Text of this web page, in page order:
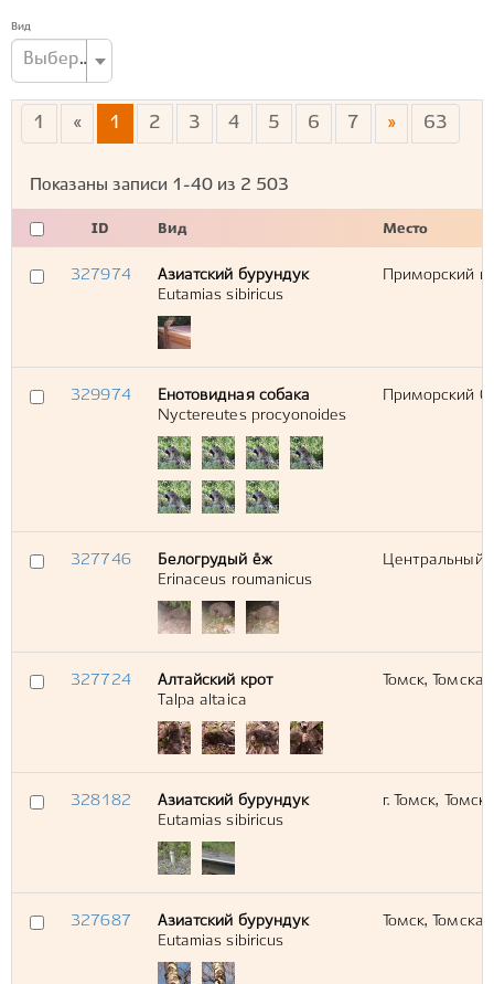
Вид
Выберите вид...
1 « 1 2 3 4 5 6 7 » 63
Показаны записи 1-40 из 2 503
ID Вид Место
327974
Азиатский бурундук
Eutamias sibiricus
Приморский
329974
Енотовидная собака
Nyctereutes procyonoides
Приморский
327746
Белогрудый ёж
Erinaceus roumanicus
Центральный
327724
Алтайский крот
Talpa altaica
Томск,
328182
Азиатский бурундук
Eutamias sibiricus
г. Томск,
327687
Азиатский бурундук
Eutamias sibiricus
Томск,